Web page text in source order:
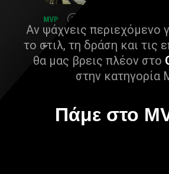
Αν ψάχνεις περιεχόμενο
το στιλ, τη δράση και τις
θα μας βρεις πλέον στο
στην κατηγορία
Πάμε στο